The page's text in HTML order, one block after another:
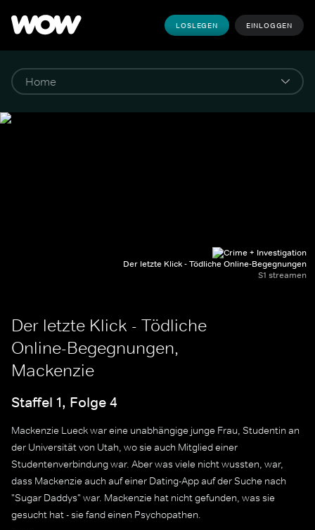
LOSLEGEN EINLOGGEN
Der letzte Klick - Tödliche Online-Begegnungen
S1 streamen
Der letzte Klick - Tödliche
Online-Begegnungen,
Mackenzie
Staffel 1, Folge 4
Mackenzie Lueck war eine unabhängige junge Frau, Studentin an
der Universität von Utah, wo sie auch Mitglied einer
Studentenverbindung war. Aber was viele nicht wussten, war,
dass Mackenzie auch auf einer Dating-App auf der Suche nach
"Sugar Daddys" war. Mackenzie hat nicht gefunden, was sie
gesucht hat - sie fand einen Psychopathen.